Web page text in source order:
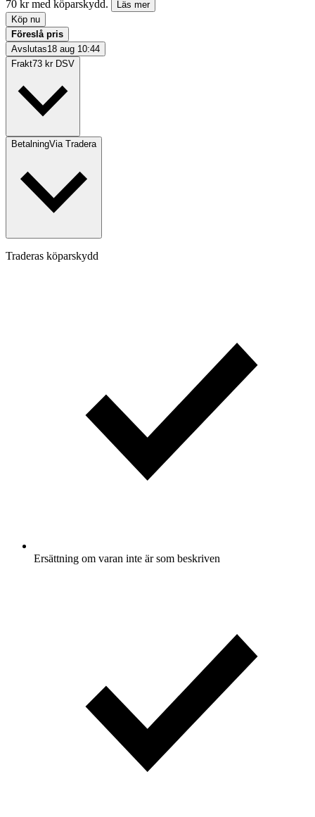
70 kr med köparskydd.
Läs mer
Köp nu
Föreslå pris
Avslutas18 aug 10:44
Frakt73 kr DSV
BetalningVia Tradera
Traderas köparskydd
Ersättning om varan inte är som beskriven